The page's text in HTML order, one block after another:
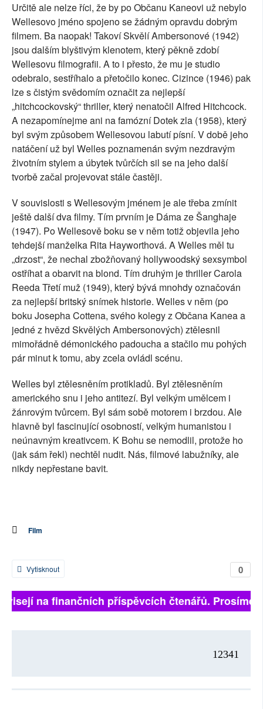
Určitě ale nelze říci, že by po Občanu Kaneovi už nebylo
Wellesovo jméno spojeno se žádným opravdu dobrým
filmem. Ba naopak! Takoví Skvělí Ambersonové (1942)
jsou dalším blyštivým klenotem, který pěkně zdobí
Wellesovu filmografii. A to i přesto, že mu je studio
odebralo, sestříhalo a přetočilo konec. Cizince (1946) pak
lze s čistým svědomím označit za nejlepší
„hitchcockovský“ thriller, který nenatočil Alfred Hitchcock.
A nezapomínejme ani na famózní Dotek zla (1958), který
byl svým způsobem Wellesovou labutí písní. V době jeho
natáčení už byl Welles poznamenán svým nezdravým
životním stylem a úbytek tvůrčích sil se na jeho další
tvorbě začal projevovat stále častěji.
V souvislosti s Wellesovým jménem je ale třeba zmínit
ještě další dva filmy. Tím prvním je Dáma ze Šanghaje
(1947). Po Wellesově boku se v něm totiž objevila jeho
tehdejší manželka Rita Hayworthová. A Welles měl tu
„drzost“, že nechal zbožňovaný hollywoodský sexsymbol
ostříhat a obarvit na blond. Tím druhým je thriller Carola
Reeda Třetí muž (1949), který bývá mnohdy označován
za nejlepší britský snímek historie. Welles v něm (po
boku Josepha Cottena, svého kolegy z Občana Kanea a
jedné z hvězd Skvělých Ambersonových) ztělesnil
mimořádně démonického padoucha a stačilo mu pohých
pár minut k tomu, aby zcela ovládl scénu.
Welles byl ztělesněním protikladů. Byl ztělesněním
amerického snu i jeho antitezí. Byl velkým umělcem i
žánrovým tvůrcem. Byl sám sobě motorem i brzdou. Ale
hlavně byl fascinující osobností, velkým humanistou i
neúnavným kreativcem. K Bohu se nemodlil, protože ho
(jak sám řekl) nechtěl nudit. Nás, filmové labužníky, ale
nikdy nepřestane bavit.
Film
0
Vytisknout
na finančních příspěvcích čtenářů. Prosíme,
12341